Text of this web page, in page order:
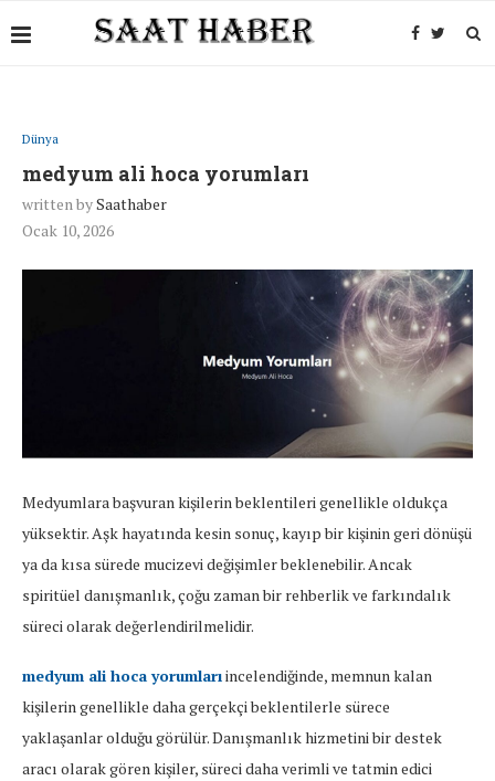
Dünya
medyum ali hoca yorumları
written bySaathaber
Ocak 10, 2026
Medyumlara başvuran kişilerin beklentileri genellikle oldukça
yüksektir. Aşk hayatında kesin sonuç, kayıp bir kişinin geri dönüşü
ya da kısa sürede mucizevi değişimler beklenebilir. Ancak
spiritüel danışmanlık, çoğu zaman bir rehberlik ve farkındalık
süreci olarak değerlendirilmelidir.
medyum ali hoca yorumlarıincelendiğinde, memnun kalan
kişilerin genellikle daha gerçekçi beklentilerle sürece
yaklaşanlar olduğu görülür. Danışmanlık hizmetini bir destek
aracı olarak gören kişiler, süreci daha verimli ve tatmin edici